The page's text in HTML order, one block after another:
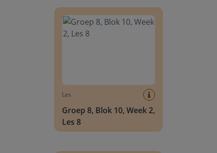
Les
Groep 8, Blok 10, Week 2,
Les 8